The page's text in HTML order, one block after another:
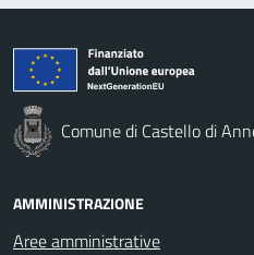
Comune di Castello di
AMMINISTRAZIONE
Aree amministrative